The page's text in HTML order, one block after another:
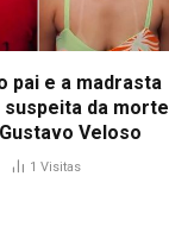
pai e a madrasta
da morte
Veloso
1 Visitas